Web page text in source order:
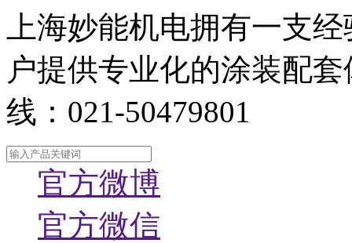
上海妙能机电拥有一支
户提供专业化的涂装配
线：021-50479801
官方微博
官方微信